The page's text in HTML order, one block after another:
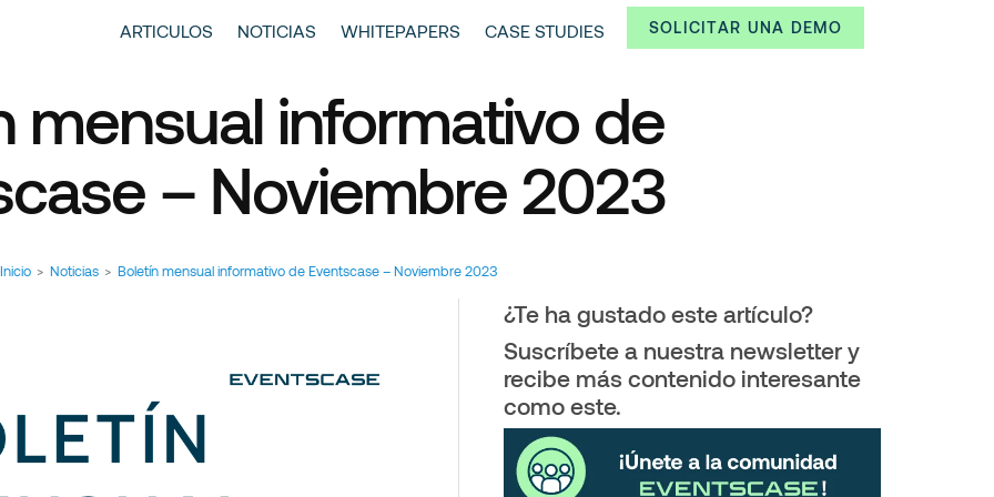
| Always Aiming Higher
y Noticias SOLICITAR UNA DEMO
ARTICULOS NOTICIAS WHITEPAPERS CASE STUDIES
mensual informativo de
– Noviembre 2023
Inicio > Noticias > Boletín mensual informativo de Eventscase – Noviembre 2023
¿Te ha gustado este artículo?
Suscríbete a nuestra newsletter y
recibe más contenido interesante
como este.